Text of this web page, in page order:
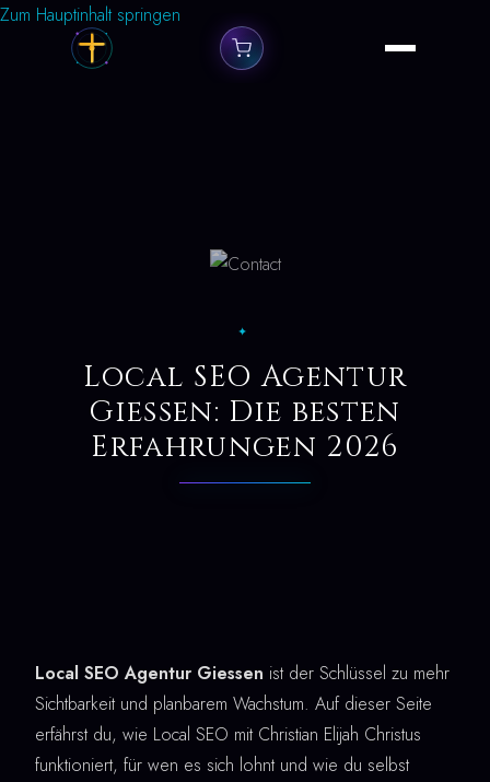
Zum Hauptinhalt springen
✦
Local SEO Agentur
Giessen: Die besten
Erfahrungen 2026
Local SEO Agentur Giessen ist der Schlüssel zu mehr
Sichtbarkeit und planbarem Wachstum. Auf dieser Seite
erfährst du, wie Local SEO mit Christian Elijah Christus
funktioniert, für wen es sich lohnt und wie du selbst